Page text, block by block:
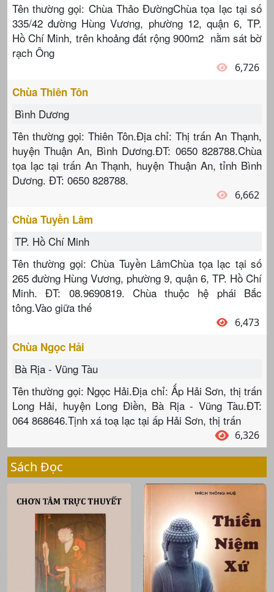
Tên thường gọi: Chùa Thảo ĐườngChùa tọa lạc tại số
335/42 đường Hùng Vương, phường 12, quận 6, TP.
Hồ Chí Minh, trên khoảng đất rộng 900m2 nằm sát bờ
rạch Ông
6,726
Chùa Thiên Tôn
Bình Dương
Tên thường gọi: Thiên Tôn.Địa chỉ: Thị trấn An Thạnh,
huyện Thuận An, Bình Dương.ĐT: 0650 828788.Chùa
tọa lạc tại trấn An Thạnh, huyện Thuận An, tỉnh Bình
Dương. ĐT: 0650 828788.
6,662
Chùa Tuyền Lâm
TP. Hồ Chí Minh
Tên thường gọi: Chùa Tuyền LâmChùa tọa lạc tại số
265 đường Hùng Vương, phường 9, quận 6, TP. Hồ Chí
Minh. ĐT: 08.9690819. Chùa thuộc hệ phái Bắc
tông.Vào giữa thế
6,473
Chùa Ngọc Hải
Bà Rịa - Vũng Tàu
Tên thường gọi: Ngọc Hải.Địa chỉ: Ấp Hải Sơn, thị trấn
Long Hải, huyện Long Điền, Bà Rịa - Vũng Tàu.ĐT:
064 868646.Tịnh xá toạ lạc tại ấp Hải Sơn, thị trấn
6,326
Sách Đọc